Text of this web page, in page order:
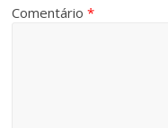
Comentário*